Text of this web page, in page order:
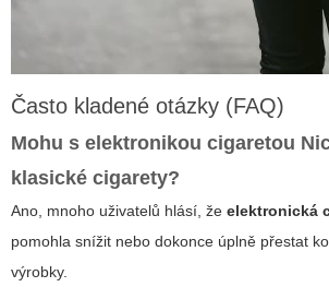
Často kladené otázky (FAQ)
Mohu s elektronikou cigaretou
klasické cigarety?
Ano, mnoho uživatelů hlásí, že elektronická
pomohla snížit nebo dokonce úplně přestat
výrobky.